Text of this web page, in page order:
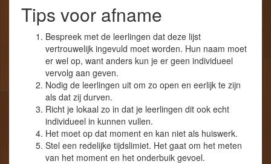
Tips voor afname
Bespreek met de leerlingen dat deze lijst
vertrouwelijk ingevuld moet worden. Hun naam moet
er wel op, want anders kun je er geen individueel
vervolg aan geven.
Nodig de leerlingen uit om zo open en eerlijk te zijn
als dat zij durven.
Richt je lokaal zo in dat je leerlingen dit ook echt
individueel in kunnen vullen.
Het moet op dat moment en kan niet als huiswerk.
Stel een redelijke tijdslimiet. Het gaat om het meten
van het moment en het onderbuik gevoel.